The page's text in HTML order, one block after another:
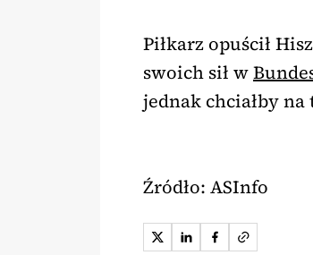
Piłkarz opuścił
swoich sił w
jednak chciałby
Źródło: ASInfo